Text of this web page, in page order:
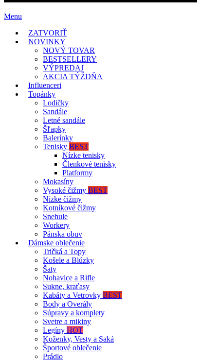
Menu
ZATVORIŤ
NOVINKY
NOVÝ TOVAR
BESTSELLERY
VÝPREDAJ
AKCIA TÝŽDŇA
Influenceri
Topánky
Lodičky
Sandále
Letné sandále
Šľapky
Balerínky
Tenisky BEST
Nízke tenisky
Členkové tenisky
Platformy
Mokasíny
Vysoké čižmy BEST
Nízke čižmy
Kotníkové čižmy
Snehule
Workery
Pánska obuv
Dámske oblečenie
Tričká a Topy
Košele a Blúzky
Šaty
Nohavice a Rifle
Sukne, kraťasy
Kabáty a Vetrovky BEST
Body a Overály
Súpravy a komplety
Svetre a mikiny
Legíny HOT
Koženky, Vesty a Saká
Športové oblečenie
Prádlo